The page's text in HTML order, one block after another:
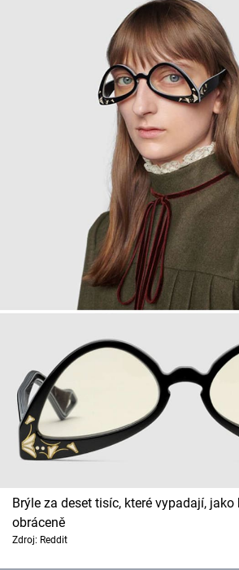
Brýle za deset tisíc, které vypadají,
obráceně
Zdroj: Reddit